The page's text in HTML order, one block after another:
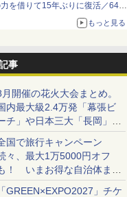
を借りて15年ぶりに復活／64bit
10/11、「Chrome」も走り回
で2026年末まで500円
もっと見る
事
月開催の花火大会まとめ。
内最大級2.4万発「幕張ビ
チ」や日本三大「長岡」な
大型イベント目白押し！
国で旅行キャンペーン
々、最大1万5000円オフ
！ いまお得な自治体まと
「GREEN×EXPO2027」チケ